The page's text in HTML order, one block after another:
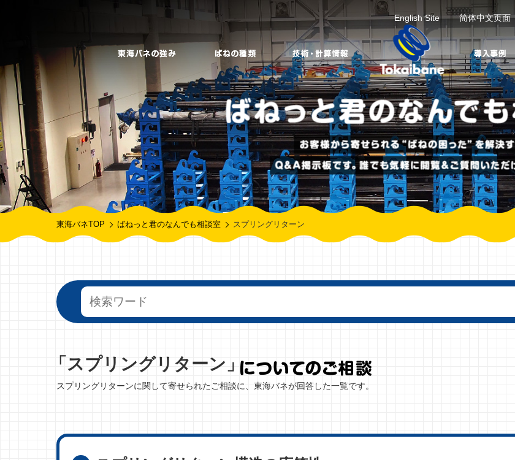
English Site 简体中文页面
東海バネTOP ばねっと君のなんでも相談室 スプリングリターン
「スプリングリターン」
スプリングリターンに関して寄せられたご相談に、東海バネが回答した一覧です。